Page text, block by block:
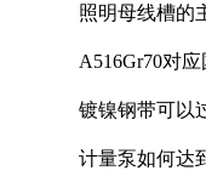
照明母线槽的
A516Gr70对
镀镍钢带可以
计量泵如何达